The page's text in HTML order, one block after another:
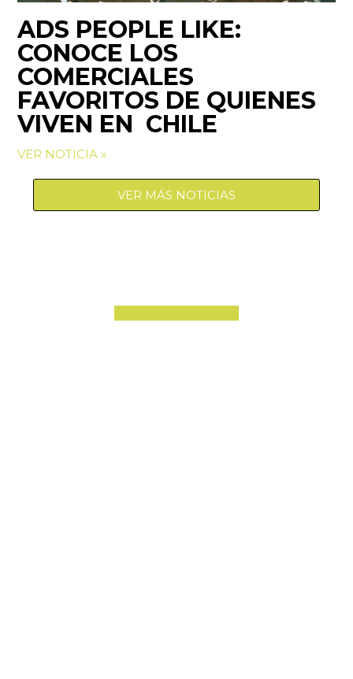
ADS PEOPLE LIKE:
CONOCE LOS
COMERCIALES
FAVORITOS DE QUIENES
VIVEN EN CHILE
VER NOTICIA »
VER MÁS NOTICIAS